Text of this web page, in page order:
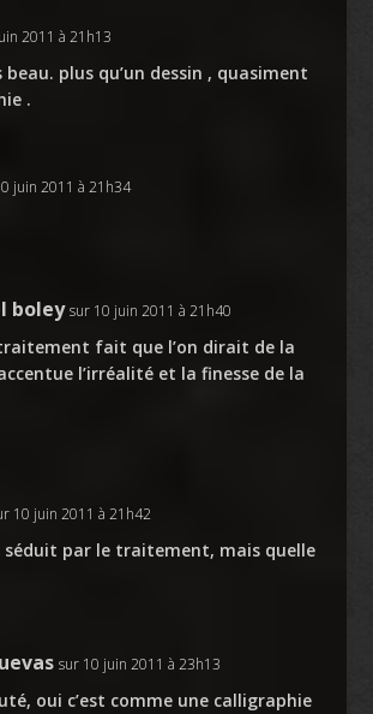
2011 à 21h13
plus qu’un dessin , quasiment
.
juin 2011 à 21h34
boley sur 10 juin 2011 à 21h40
fait que l’on dirait de la
l’irréalité et la finesse de la
10 juin 2011 à 21h42
séduit par le traitement, mais quelle
sur 10 juin 2011 à 23h13
oui c’est comme une calligraphie